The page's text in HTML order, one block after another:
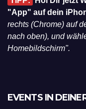
"App" auf dein
rechts (Chrome) auf
nach oben), und
Homebildschirm".
EVENTS IN